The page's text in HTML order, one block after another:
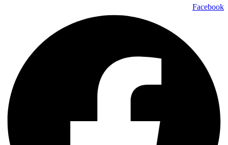
Facebook